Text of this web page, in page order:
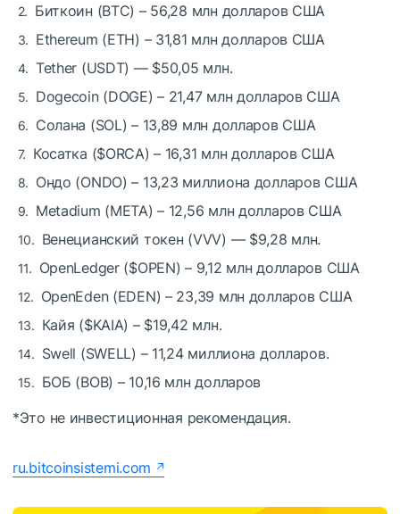
Биткоин (BTC) – 56,28 млн долларов США
Ethereum (ETH) – 31,81 млн долларов США
Tether (USDT) — $50,05 млн.
Dogecoin (DOGE) – 21,47 млн долларов США
Солана (SOL) – 13,89 млн долларов США
Косатка ($ORCA) – 16,31 млн долларов США
Ондо (ONDO) – 13,23 миллиона долларов США
Metadium (META) – 12,56 млн долларов США
Венецианский токен (VVV) — $9,28 млн.
OpenLedger ($OPEN) – 9,12 млн долларов США
OpenEden (EDEN) – 23,39 млн долларов США
Кайя ($KAIA) – $19,42 млн.
Swell (SWELL) – 11,24 миллиона долларов.
БОБ (BOB) – 10,16 млн долларов
*Это не инвестиционная рекомендация.
ru.bitcoinsistemi.com